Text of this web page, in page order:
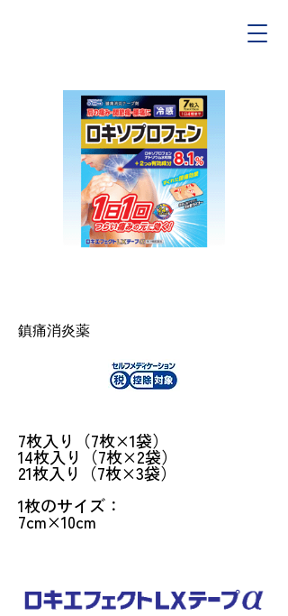
鎮痛消炎薬
7枚入り（7枚×1袋）
14枚入り（7枚×2袋）
21枚入り（7枚×3袋）
1枚のサイズ：
7cm×10cm